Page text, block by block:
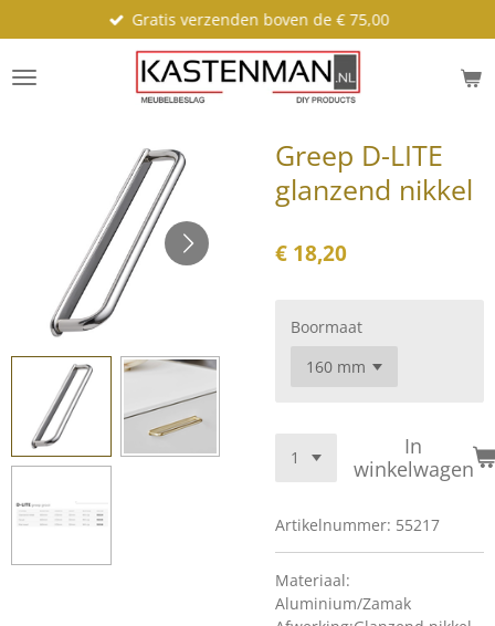
direct
naar
de
Gratis verzenden boven de € 75,00
Greep D-LITE
glanzend nikkel
€ 18,20
Boormaat
In
winkelwagen
Artikelnummer: 55217
Materiaal:
Aluminium/Zamak